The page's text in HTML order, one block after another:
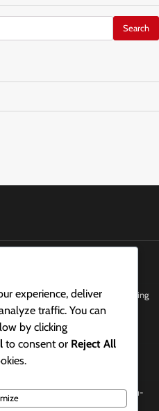
Exclusieve items
Topspelers, Erkenning
aan ladder evenementen,
delen, Integratie van sociale
inwisselen voor vrienden, Cadeau-
experience, deliver
traffic. You can
by clicking
to consent or Reject All